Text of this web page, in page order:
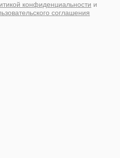
конфиденциальности и
соглашения